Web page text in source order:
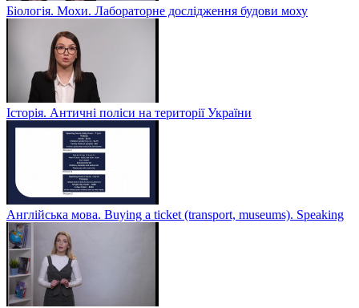
Біологія. Мохи. Лабораторне дослідження будови моху
Історія. Античні поліси на території України
Англійська мова. Buying a ticket (transport, museums). Speaking